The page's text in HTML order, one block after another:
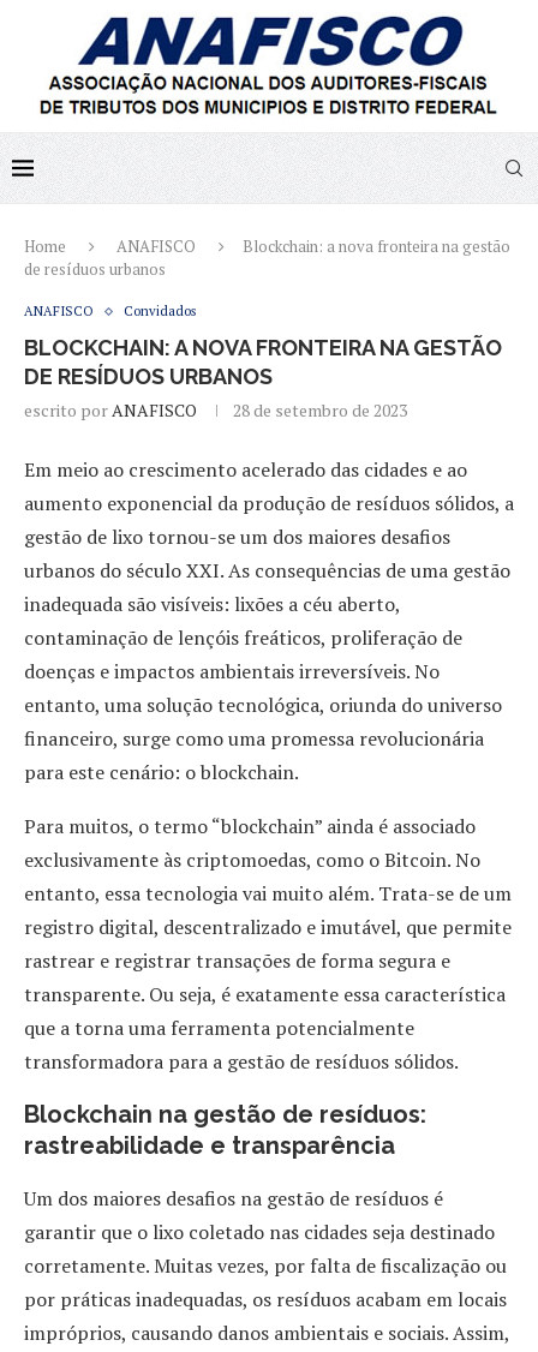
Home ANAFISCO
Blockchain: a nova fronteira na gestão
de resíduos urbanos
ANAFISCO Convidados
BLOCKCHAIN: A NOVA FRONTEIRA NA GESTÃO
DE RESÍDUOS URBANOS
escrito porANAFISCO 28 de setembro de 2023
Em meio ao crescimento acelerado das cidades e ao
aumento exponencial da produção de resíduos sólidos, a
gestão de lixo tornou-se um dos maiores desafios
urbanos do século XXI. As consequências de uma gestão
inadequada são visíveis: lixões a céu aberto,
contaminação de lençóis freáticos, proliferação de
doenças e impactos ambientais irreversíveis. No
entanto, uma solução tecnológica, oriunda do universo
financeiro, surge como uma promessa revolucionária
para este cenário: o blockchain.
Para muitos, o termo “blockchain” ainda é associado
exclusivamente às criptomoedas, como o Bitcoin. No
entanto, essa tecnologia vai muito além. Trata-se de um
registro digital, descentralizado e imutável, que permite
rastrear e registrar transações de forma segura e
transparente. Ou seja, é exatamente essa característica
que a torna uma ferramenta potencialmente
transformadora para a gestão de resíduos sólidos.
Blockchain na gestão de resíduos:
rastreabilidade e transparência
Um dos maiores desafios na gestão de resíduos é
garantir que o lixo coletado nas cidades seja destinado
corretamente. Muitas vezes, por falta de fiscalização ou
por práticas inadequadas, os resíduos acabam em locais
impróprios, causando danos ambientais e sociais. Assim,